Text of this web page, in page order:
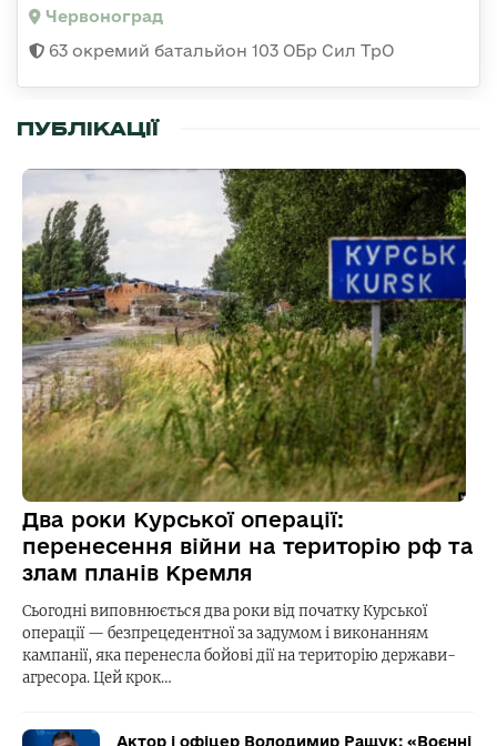
Червоноград
63 окремий батальйон 103 ОБр Сил ТрО
ПУБЛІКАЦІЇ
Два роки Курської операції:
перенесення війни на територію рф та
злам планів Кремля
Сьогодні виповнюється два роки від початку Курської
операції — безпрецедентної за задумом і виконанням
кампанії, яка перенесла бойові дії на територію держави-
агресора. Цей крок…
Актор і офіцер Володимир Ращук: «Воєнні